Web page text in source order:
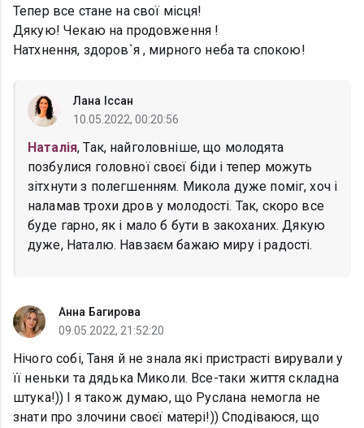
Тепер все стане на свої місця!
Дякую! Чекаю на продовження !
Натхнення, здоров`я , мирного неба та спокою!
Лана Іссан
10.05.2022, 00:20:56
Наталія, Так, найголовніше, що молодята
позбулися головної своєї біди і тепер можуть
зітхнути з полегшенням. Микола дуже поміг, хоч і
наламав трохи дров у молодості. Так, скоро все
буде гарно, як і мало б бути в закоханих. Дякую
дуже, Наталю. Навзаєм бажаю миру і радості.
Анна Багирова
09.05.2022, 21:52:20
Нічого собі, Таня й не знала які пристрасті вирували у
її неньки та дядька Миколи. Все-таки життя складна
штука!)) І я також думаю, що Руслана немогла не
знати про злочини своєї матері!)) Сподіваюся, що